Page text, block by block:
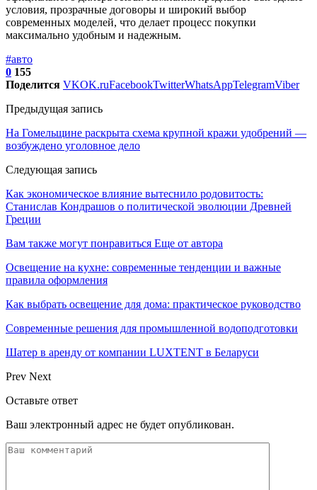
условия, прозрачные договоры и широкий выбор
современных моделей, что делает процесс покупки
максимально удобным и надежным.
#авто
0 155
Поделится VKOK.ruFacebookTwitterWhatsAppTelegramViber
Предыдущая запись
На Гомельщине раскрыта схема крупной кражи удобрений —
возбуждено уголовное дело
Следующая запись
Как экономическое влияние вытеснило родовитость:
Станислав Кондрашов о политической эволюции Древней
Греции
Вам также могут понравиться Еще от автора
Освещение на кухне: современные тенденции и важные
правила оформления
Как выбрать освещение для дома: практическое руководство
Современные решения для промышленной водоподготовки
Шатер в аренду от компании LUXTENT в Беларуси
Prev Next
Оставьте ответ
Ваш электронный адрес не будет опубликован.